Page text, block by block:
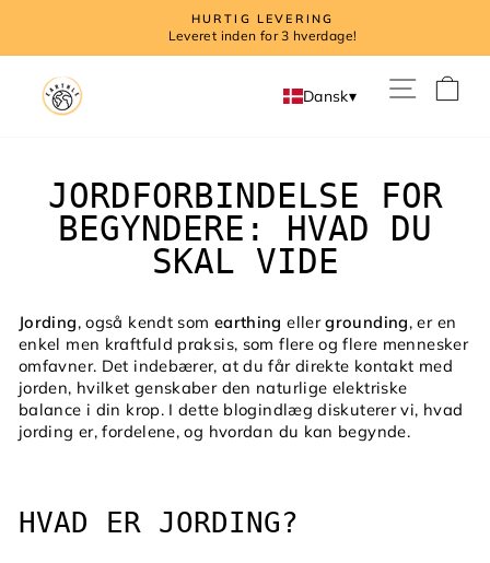
indhold
HURTIG LEVERING
Leveret inden for 3 hverdage!
Dansk▾
JORDFORBINDELSE FOR
BEGYNDERE: HVAD DU
SKAL VIDE
Jording, også kendt som earthing ellergrounding, er en
enkel men kraftfuld praksis, som flere og flere mennesker
omfavner. Det indebærer, at du får direkte kontakt med
jorden, hvilket genskaber den naturlige elektriske
balance i din krop. I dette blogindlæg diskuterer vi, hvad
jording er, fordelene, og hvordan du kan begynde.
HVAD ER JORDING?